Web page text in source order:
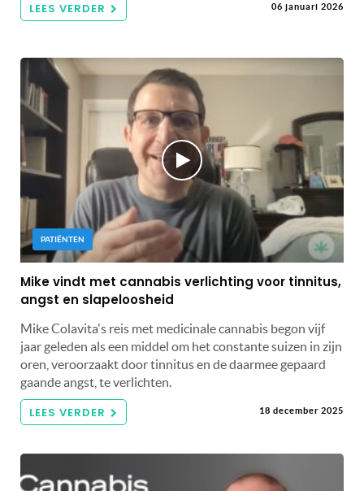
LEES VERDER 06 januari 2026
PATIËNTEN
Mike vindt met cannabis verlichting voor tinnitus,
angst en slapeloosheid
Mike Colavita's reis met medicinale cannabis begon vijf
jaar geleden als een middel om het constante suizen in zijn
oren, veroorzaakt door tinnitus en de daarmee gepaard
gaande angst, te verlichten.
LEES VERDER 18 december 2025